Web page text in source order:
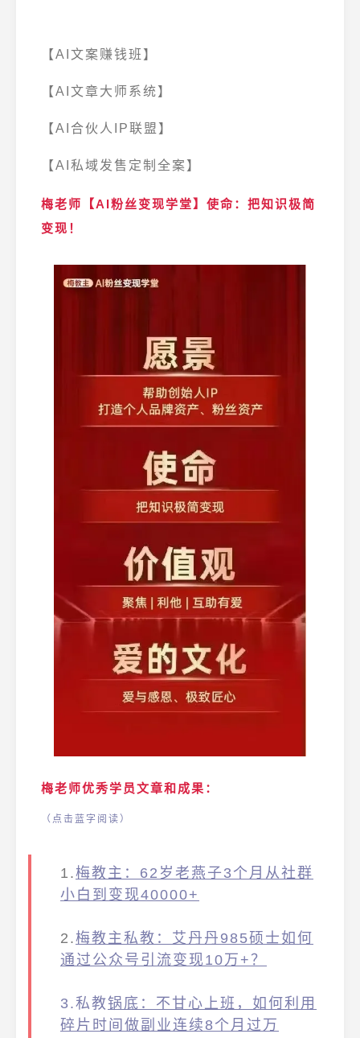
【AI文案赚钱班】
【AI文章大师系统】
【AI合伙人IP联盟】
【AI私域发售定制全案】
梅老师【AI粉丝变现学堂】使命： 把知识极简
变现！
梅老师优秀学员文章和成果：
（点击蓝字阅读）
1. 梅教主：62岁老燕子3个月从社群
小白到变现40000+
2. 梅教主私教：艾丹丹985硕士如何
通过公众号引流变现10万+？
3.私教锅底：不甘心上班，如何利用
碎片时间做副业连续8个月过万